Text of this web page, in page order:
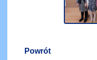
Powrót